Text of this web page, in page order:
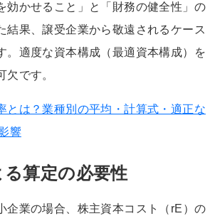
効かせること」と「財務の健全性」の
結果、譲受企業から敬遠されるケース
。適度な資本構成（最適資本構成）を
欠です。
とは？業種別の平均・計算式・適正な
響
算定の必要性
企業の場合、株主資本コスト（rE）の